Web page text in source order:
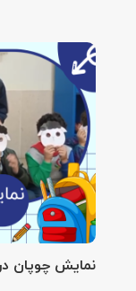
نمایش چوپان